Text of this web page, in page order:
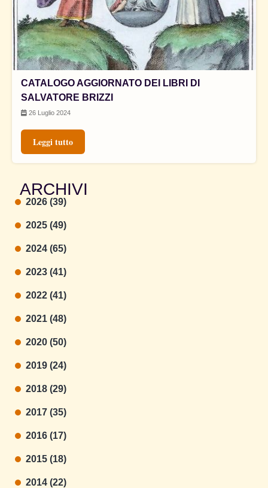
CATALOGO AGGIORNATO DEI LIBRI DI
SALVATORE BRIZZI
26 Luglio 2024
Leggi tutto
ARCHIVI
2026 (39)
2025 (49)
2024 (65)
2023 (41)
2022 (41)
2021 (48)
2020 (50)
2019 (24)
2018 (29)
2017 (35)
2016 (17)
2015 (18)
2014 (22)